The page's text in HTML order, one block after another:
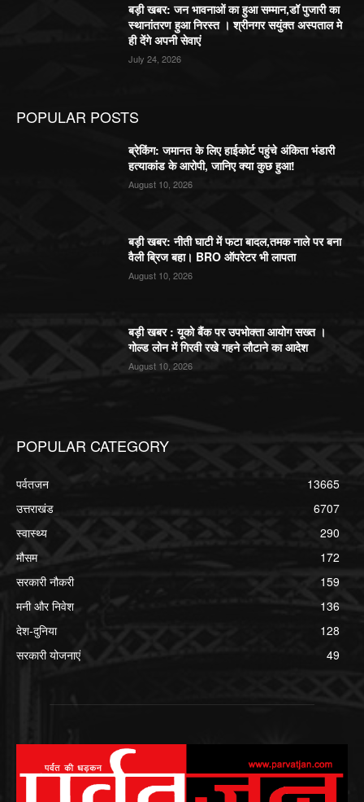
बड़ी खबर: जन भावनाओं का हुआ सम्मान,डॉ पुजारी का
स्थानांतरण हुआ निरस्त । श्रीनगर सयुंक्त अस्पताल मे
ही देंगे अपनी सेवाएं
July 24, 2026
POPULAR POSTS
ब्रेकिंग: जमानत के लिए हाईकोर्ट पहुंचे अंकिता भंडारी
हत्याकांड के आरोपी, जानिए क्या कुछ हुआ!
August 10, 2026
बड़ी खबर: नीती घाटी में फटा बादल,तमक नाले पर बना
वैली ब्रिज बहा। BRO ऑपरेटर भी लापता
August 10, 2026
बड़ी खबर : यूको बैंक पर उपभोक्ता आयोग सख्त ।
गोल्ड लोन में गिरवी रखे गहने लौटाने का आदेश
August 10, 2026
POPULAR CATEGORY
पर्वतजन
13665
उत्तराखंड
6707
स्वास्थ्य
290
मौसम
172
सरकारी नौकरी
159
मनी और निवेश
136
देश-दुनिया
128
सरकारी योजनाएं
49